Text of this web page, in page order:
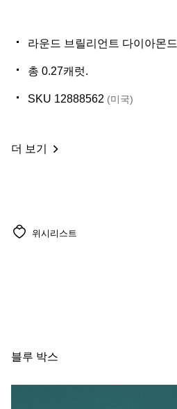
라운드 브릴리언트 다이아몬드
총 0.27캐럿.
SKU 12888562 (미국)
더 보기
위시리스트
블루 박스